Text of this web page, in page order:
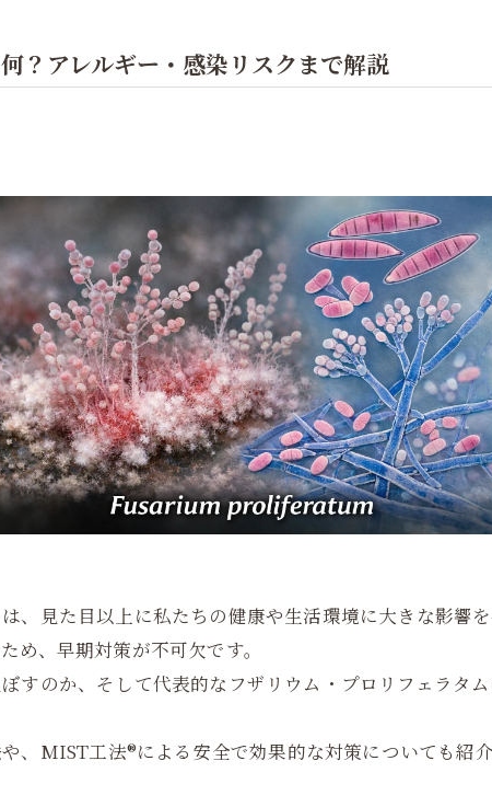
？アレルギー・感染リスクまで解説
、見た目以上に私たちの健康や生活環境に大きな影響
め、早期対策が不可欠です。
すのか、そして代表的なフザリウム・プロリフェラタ
、MIST工法®による安全で効果的な対策についても紹